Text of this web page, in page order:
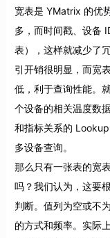
宽表是 YMatrix 的优
多，而时间戳、设备
表），这样就减少了
引开销很明显，而宽
低，利于查询性能。
个设备的相关温度数
和指标关系的
多设备查询。
那么只有一张表的宽
吗？我们认为，这要
判断。值列为空或不
的方式和频率。实际